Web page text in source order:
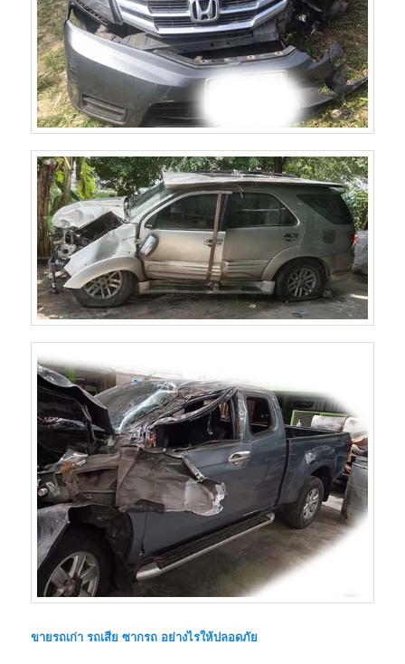
ขายรถเก่า รถเสีย ซากรถ อย่างไรให้ปลอดภัย